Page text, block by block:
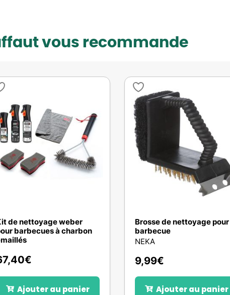
vous recommande
de nettoyage weber
barbecues à charbon
€
Ajouter au panier
Brosse de nettoyage pour
barbecue
NEKA
9,99€
Ajouter au panier